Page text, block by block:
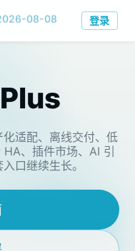
08-08 登录
适配、离线交付、低
、插件市场、AI 引
口继续生长。